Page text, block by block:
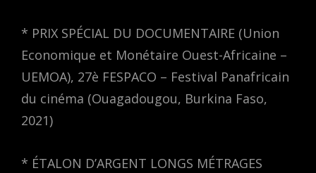
* PRIX SPÉCIAL DU DOCUMENTAIRE (Union
Economique et Monétaire Ouest-Africaine –
UEMOA), 27è FESPACO – Festival Panafricain
du cinéma (Ouagadougou, Burkina Faso,
2021)
* ÉTALON D’ARGENT LONGS MÉTRAGES